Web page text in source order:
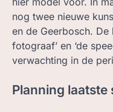
nog twee nieuwe
en de Geerbosch. De
fotograaf’ en ‘de
verwachting in de
Planning laatste